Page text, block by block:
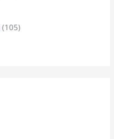
(105)